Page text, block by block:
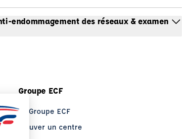
endommagement des réseaux & examen
Groupe ECF
Le Groupe ECF
Trouver un centre